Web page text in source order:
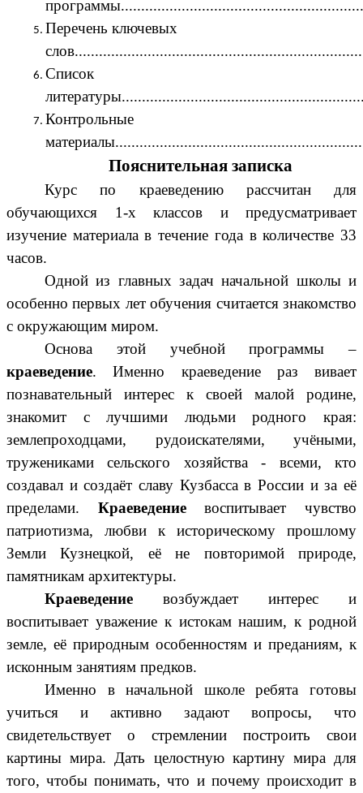
Перечень ключевых
Список
Контрольные
Пояснительная записка
Курс по краеведению рассчитан для
обучающихся 1-х классов и предусматривает
изучение материала в течение года в количестве 33
часов.
Одной из главных задач начальной школы и
особенно первых лет обучения считается знакомство
с окружающим миром.
Основа этой учебной программы –
краеведение. Именно краеведение раз вивает
познавательный интерес к своей малой родине,
знакомит с лучшими людьми родного края:
землепроходцами, рудоискателями, учёными,
тружениками сельского хозяйства - всеми, кто
создавал и создаёт славу Кузбасса в России и за её
пределами. Краеведениевоспитывает чувство
патриотизма, любви к историческому прошлому
Земли Кузнецкой, её не повторимой природе,
памятникам архитектуры.
Краеведениевозбуждает интерес и
воспитывает уважение к истокам нашим, к родной
земле, её природным особенностям и преданиям, к
исконным занятиям предков.
Именно в начальной школе ребята готовы
учиться и активно задают вопросы, что
свидетельствует о стремлении построить свои
картины мира. Дать целостную картину мира для
того, чтобы понимать, что и почему происходит в